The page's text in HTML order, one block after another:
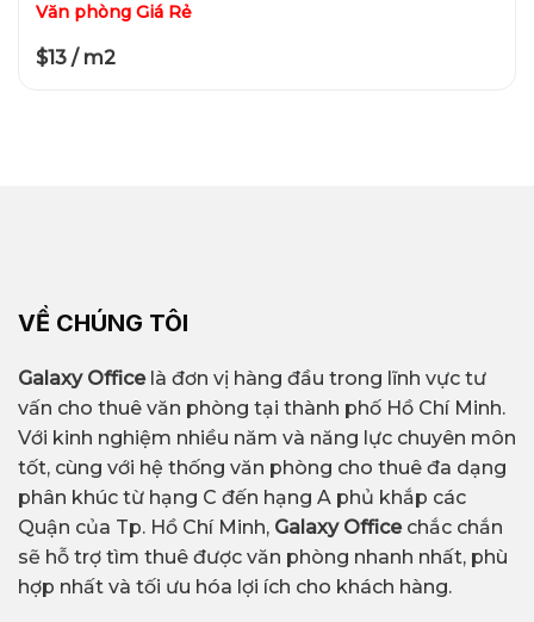
Văn phòng Giá Rẻ
$13 / m2
VỀ CHÚNG TÔI
Galaxy Officelà đơn vị hàng đầu trong lĩnh vực tư
vấn cho thuê văn phòng tại thành phố Hồ Chí Minh.
Với kinh nghiệm nhiều năm và năng lực chuyên môn
tốt, cùng với hệ thống văn phòng cho thuê đa dạng
phân khúc từ hạng C đến hạng A phủ khắp các
Quận của Tp. Hồ Chí Minh, Galaxy Office chắc chắn
sẽ hỗ trợ tìm thuê được văn phòng nhanh nhất, phù
hợp nhất và tối ưu hóa lợi ích cho khách hàng.